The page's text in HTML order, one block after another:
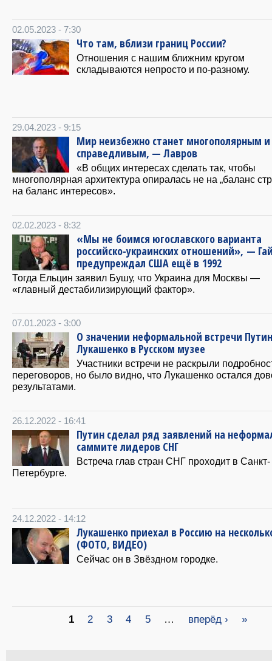
02.05.2023 - 7:30
Что там, вблизи границ России?
Отношения с нашим ближним кругом
складываются непросто и по-разному.
29.04.2023 - 9:15
Мир неизбежно станет многополярным и
справедливым, — Лавров
«В общих интересах сделать так, чтобы
многополярная архитектура опиралась не на „баланс
на баланс интересов».
02.02.2023 - 8:32
«Мы не боимся югославского варианта
российско-украинских отношений», —
предупреждал США ещё в 1992
Тогда Ельцин заявил Бушу, что Украина для Москвы —
«главный дестабилизирующий фактор».
07.01.2023 - 3:00
О значении неформальной встречи
Лукашенко в Русском музее
Участники встречи не раскрыли
переговоров, но было видно, что Лукашенко остался
результатами.
26.12.2022 - 16:41
Путин сделал ряд заявлений на
саммите лидеров СНГ
Встреча глав стран СНГ проходит в Санкт-
Петербурге.
24.12.2022 - 14:12
Лукашенко приехал в Россию на
(ФОТО, ВИДЕО)
Сейчас он в Звёздном городке.
1 2 3 4 5 … вперёд › »